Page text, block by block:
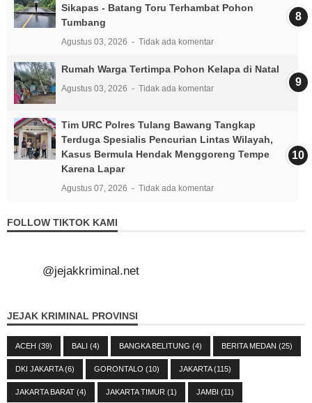
Sikapas - Batang Toru Terhambat Pohon
Tumbang
Agustus 03, 2026 Tidak ada komentar
Rumah Warga Tertimpa Pohon Kelapa di Natal
Agustus 03, 2026 Tidak ada komentar
Tim URC Polres Tulang Bawang Tangkap
Terduga Spesialis Pencurian Lintas Wilayah,
Kasus Bermula Hendak Menggoreng Tempe
Karena Lapar
Agustus 07, 2026 Tidak ada komentar
FOLLOW TIKTOK KAMI
@jejakkriminal.net
JEJAK KRIMINAL PROVINSI
ACEH (39) BALI (4) BANGKA BELITUNG (4) BERITA MEDAN (25)
DKI JAKARTA(6) GORONTALO (10) JAKARTA(115)
JAKARTA BARAT (4) JAKARTA TIMUR (1) JAMBI (11)